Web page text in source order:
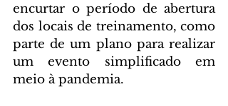
encurtar o período de abertura
dos locais de treinamento, como
parte de um plano para realizar
um evento simplificado em
meio à pandemia.